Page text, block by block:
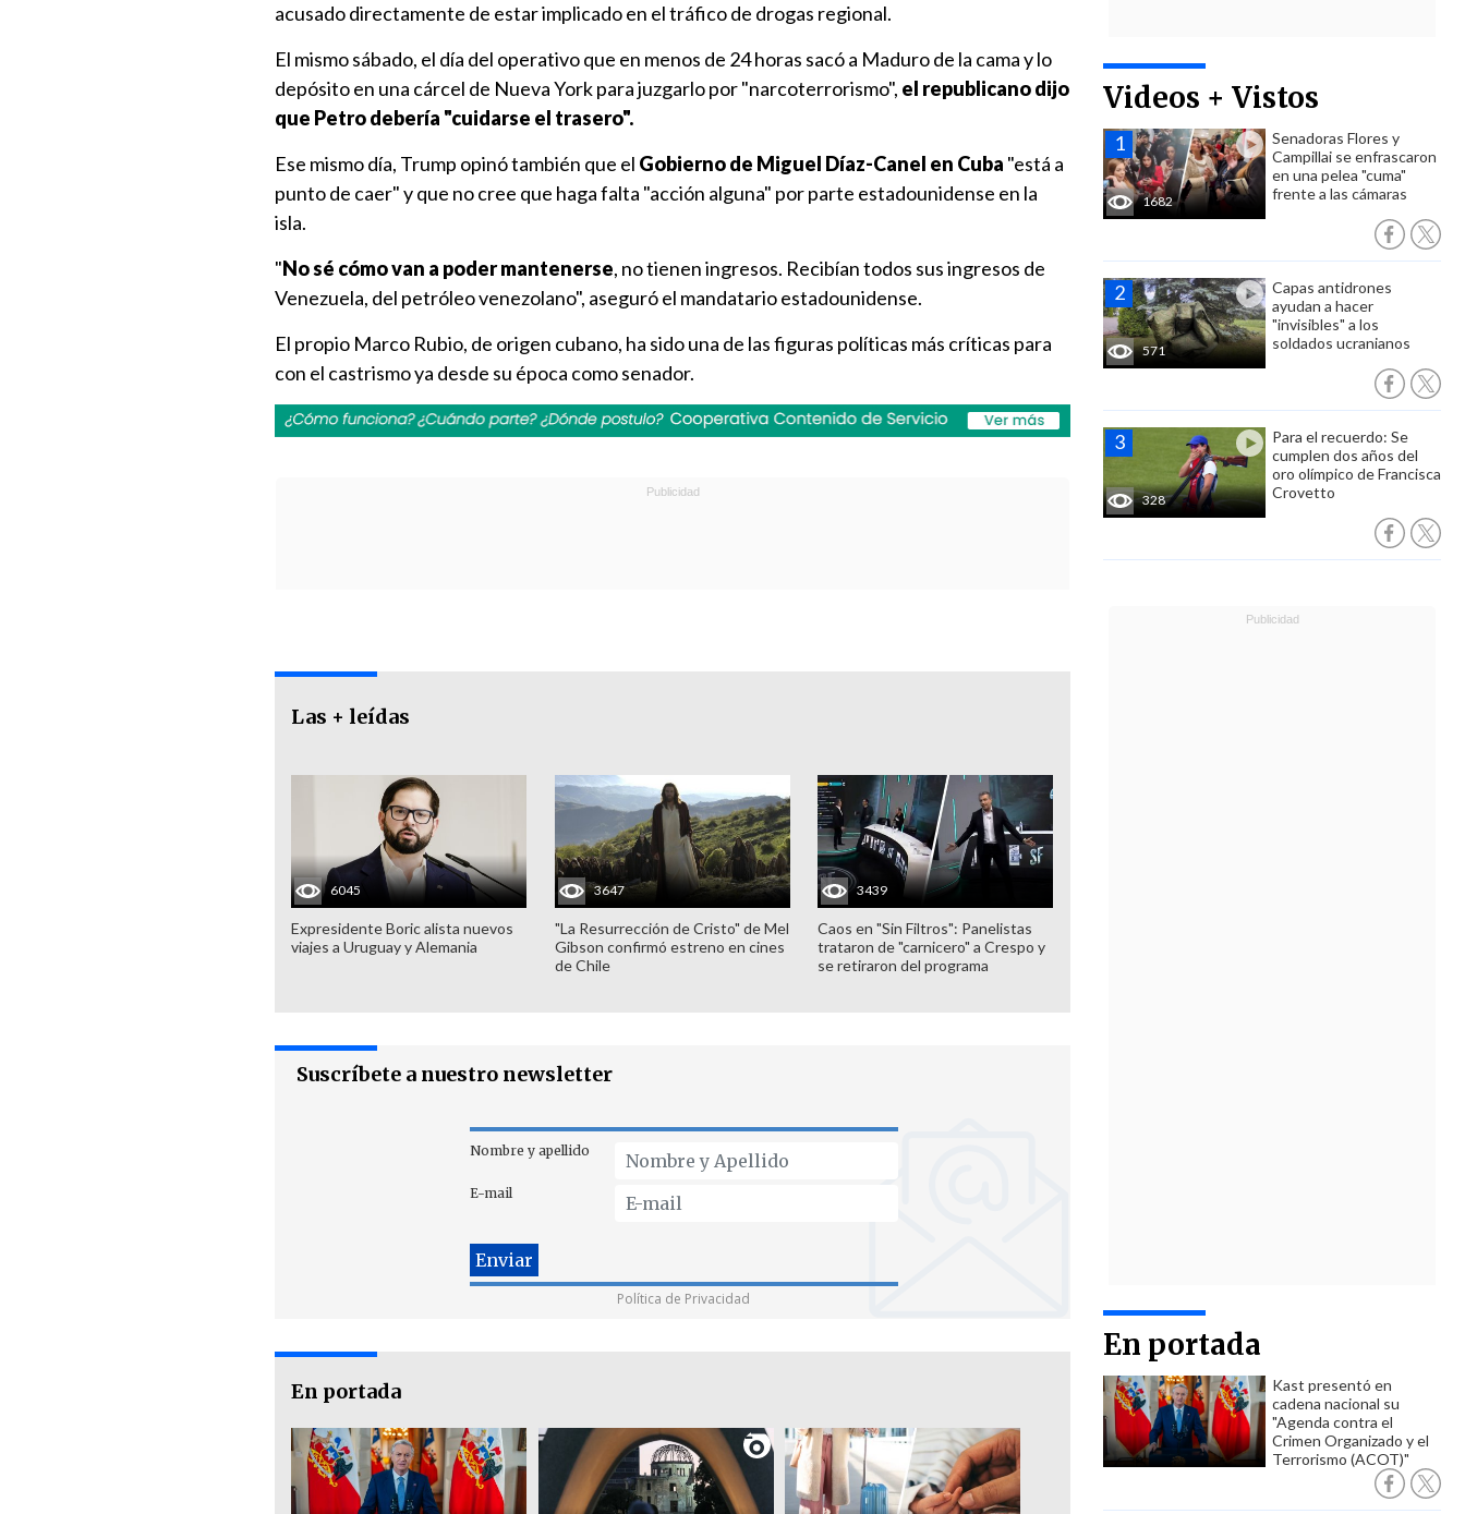
Videos + Vistos
1682
Senadoras Flores y
Campillai se enfrascaron
en una pelea "cuma"
frente a las cámaras
571
Capas antidrones
ayudan a hacer
"invisibles" a los
soldados ucranianos
328
Para el recuerdo: Se
cumplen dos años del
oro olímpico de Francisca
Crovetto
En portada
Kast presentó en
cadena nacional su
"Agenda contra el
Crimen Organizado y el
Terrorismo (ACOT)"
acusado directamente de estar implicado en el tráfico de drogas regional.
El mismo sábado, el día del operativo que en menos de 24 horas sacó a Maduro de la cama y lo
depósito en una cárcel de Nueva York para juzgarlo por "narcoterrorismo", el republicano dijo
que Petro debería "cuidarse el trasero".
Ese mismo día, Trump opinó también que el Gobierno de Miguel Díaz-Canel en Cuba "está a
punto de caer" y que no cree que haga falta "acción alguna" por parte estadounidense en la
isla.
"No sé cómo van a poder mantenerse, no tienen ingresos. Recibían todos sus ingresos de
Venezuela, del petróleo venezolano", aseguró el mandatario estadounidense.
El propio Marco Rubio, de origen cubano, ha sido una de las figuras políticas más críticas para
con el castrismo ya desde su época como senador.
Las + leídas
6045
Expresidente Boric alista nuevos
viajes a Uruguay y Alemania
3647
"La Resurrección de Cristo" de Mel
Gibson confirmó estreno en cines
de Chile
3439
Caos en "Sin Filtros": Panelistas
trataron de "carnicero" a Crespo y
se retiraron del programa
Suscríbete a nuestro newsletter
Nombre y apellido
E-mail
Política de Privacidad
En portada